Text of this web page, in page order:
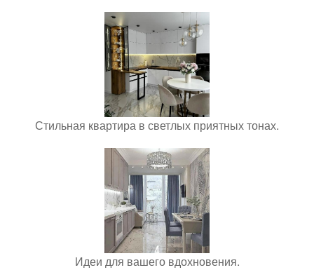
Стильная квартира в светлых приятных тонах.
Идеи для вашего вдохновения.